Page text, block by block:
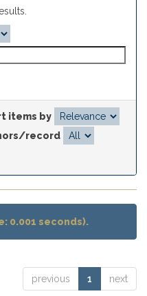
items by
record
0.001 seconds).
previous 1 next